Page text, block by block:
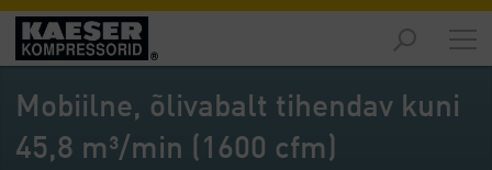
Turud
-
Ülevaade
Tooted
Mobiilne, õlivabalt tihendav kuni
45,8 m³/min (1600 cfm)